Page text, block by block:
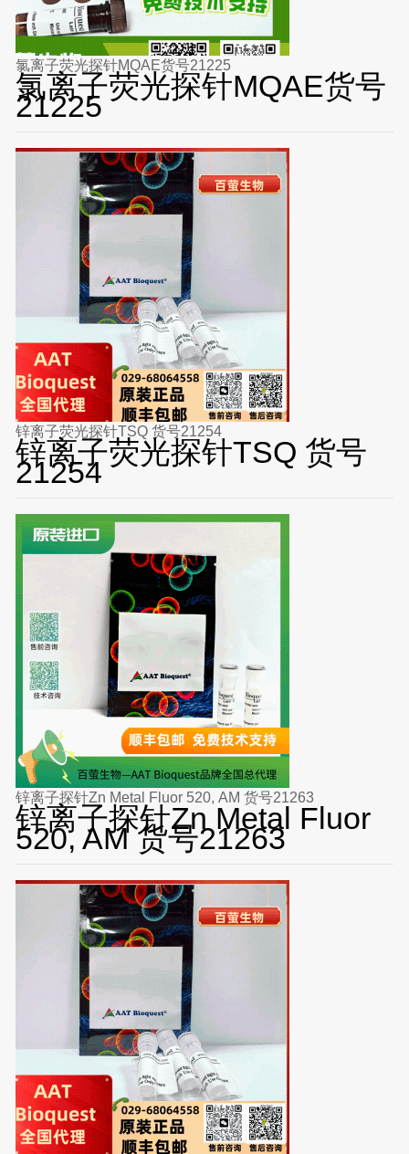
氯离子荧光探针MQAE货号21225
氯离子荧光探针MQAE货号
21225
锌离子荧光探针TSQ 货号21254
锌离子荧光探针TSQ 货号
21254
锌离子探针Zn Metal Fluor 520, AM 货号21263
锌离子探针Zn Metal Fluor
520, AM 货号21263